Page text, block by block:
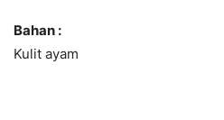
Bahan :
Kulit ayam